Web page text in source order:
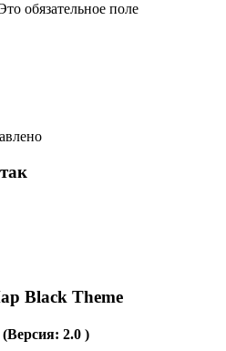
обязательное поле
Black Theme
2.0 )